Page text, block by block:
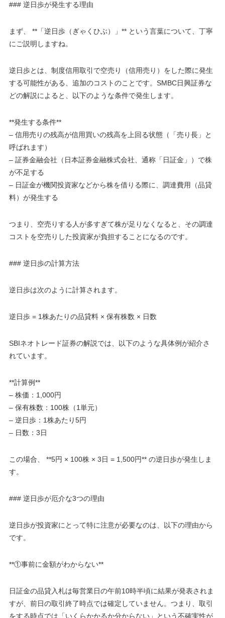
### 逆日歩が発生する理由
まず、 **「逆日歩（ぎゃくひぶ）」** という言葉について、丁寧
にご説明しますね。
逆日歩とは、制度信用取引で空売り（信用売り）をした際に発生
する可能性がある、追加のコストのことです。SMBC日興証券な
どの解説によると、以下のような条件で発生します。
**発生する条件**
– 信用売りの残高が信用買いの残高を上回る状態（「売り長」と
呼ばれます）
– 証券金融会社（日本証券金融株式会社、通称「日証金」）で株
が不足する
– 日証金が機関投資家などから株を借りる際に、調達費用（品貸
料）が発生する
つまり、空売りする人が多すぎて株が足りなくなると、その調達
コストを空売りした投資家が負担することになるのです。
### 逆日歩の計算方法
逆日歩は次のように計算されます。
逆日歩 = 1株あたりの品貸料 × 保有株数 × 日数
SBIネオトレード証券の解説では、以下のような具体例が紹介さ
れています。
**計算例**
– 株価：1,000円
– 保有株数：100株（1単元）
– 逆日歩：1株あたり5円
– 日数：3日
この場合、 **5円 × 100株 × 3日 = 1,500円** の逆日歩が発生しま
す。
### 逆日歩が厄介な3つの理由
逆日歩が投資家にとって特に注意が必要なのは、以下の理由から
です。
**①事前に金額がわからない**
日証金の品貸入札は毎営業日の午前10時半頃に結果が発表されま
すが、前日の取引終了時点では確定していません。つまり、取引
をする時点では「いくらかかるか分からない」という不確実性が